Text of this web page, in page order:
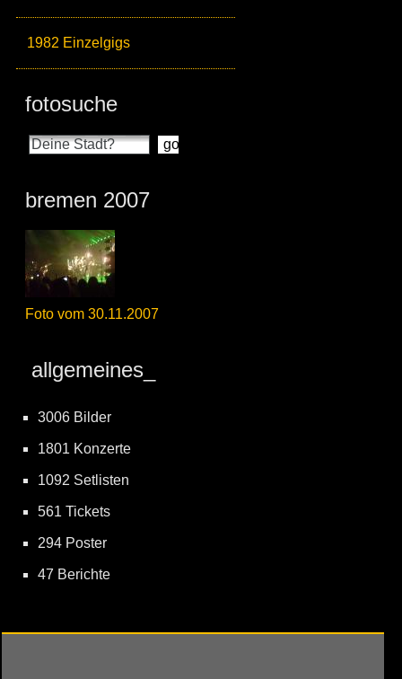
1982 Einzelgigs
fotosuche
bremen 2007
Foto vom 30.11.2007
allgemeines_
3006 Bilder
1801 Konzerte
1092 Setlisten
561 Tickets
294 Poster
47 Berichte